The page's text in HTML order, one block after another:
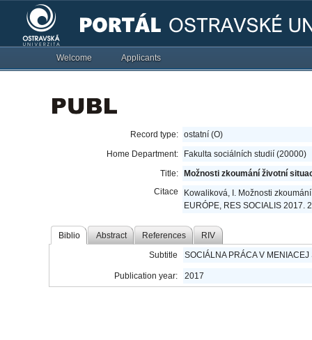
Welcome Applicants
Record type: ostatní (O)
Home Department:
Fakulta sociálních studií (20000)
Title:
Možnosti zkoumání životní
Citace
Kowaliková, I. Možnosti
EURÓPE, RES SOCIALIS 2017.
Biblio Abstract References RIV
Subtitle SOCIÁLNA PRÁCA V
Publication year: 2017